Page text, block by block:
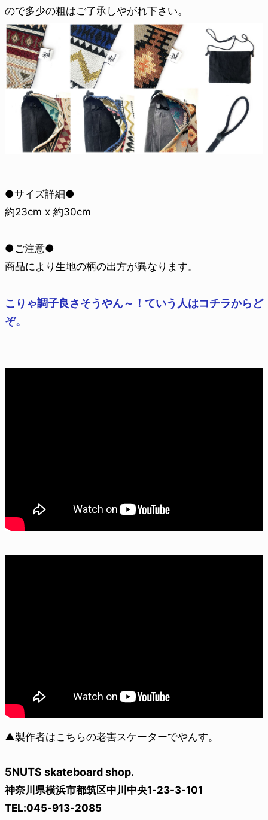
ので多少の粗はご了承しやがれ下さい。
●サイズ詳細●
約23cm x 約30cm
●ご注意●
商品により生地の柄の出方が異なります。
こりゃ調子良さそうやん～！ていう人はコチラからど
ぞ。
▲製作者はこちらの老害スケーターでやんす。
5NUTS skateboard shop.
神奈川県横浜市都筑区中川中央1-23-3-101
TEL:045-913-2085